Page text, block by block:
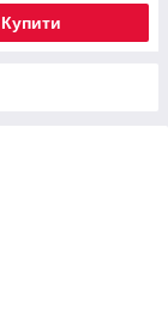
Купити